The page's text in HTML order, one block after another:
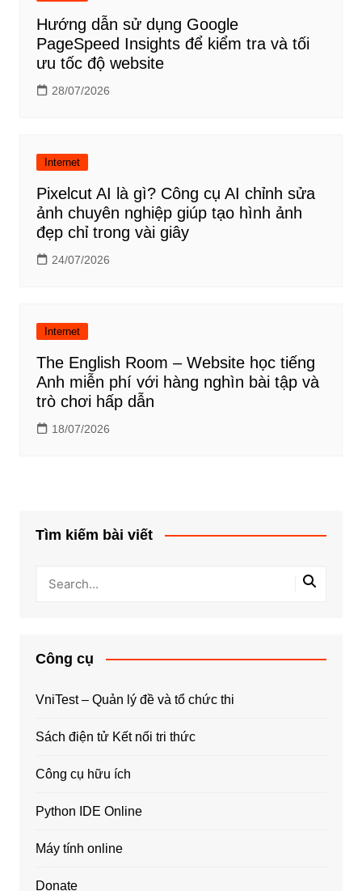
Hướng dẫn sử dụng Google
PageSpeed Insights để kiểm tra và tối
ưu tốc độ website
28/07/2026
Internet
Pixelcut AI là gì? Công cụ AI chỉnh sửa
ảnh chuyên nghiệp giúp tạo hình ảnh
đẹp chỉ trong vài giây
24/07/2026
Internet
The English Room – Website học tiếng
Anh miễn phí với hàng nghìn bài tập và
trò chơi hấp dẫn
18/07/2026
Tìm kiếm bài viết
Công cụ
VniTest – Quản lý đề và tổ chức thi
Sách điện tử Kết nối tri thức
Công cụ hữu ích
Python IDE Online
Máy tính online
Donate